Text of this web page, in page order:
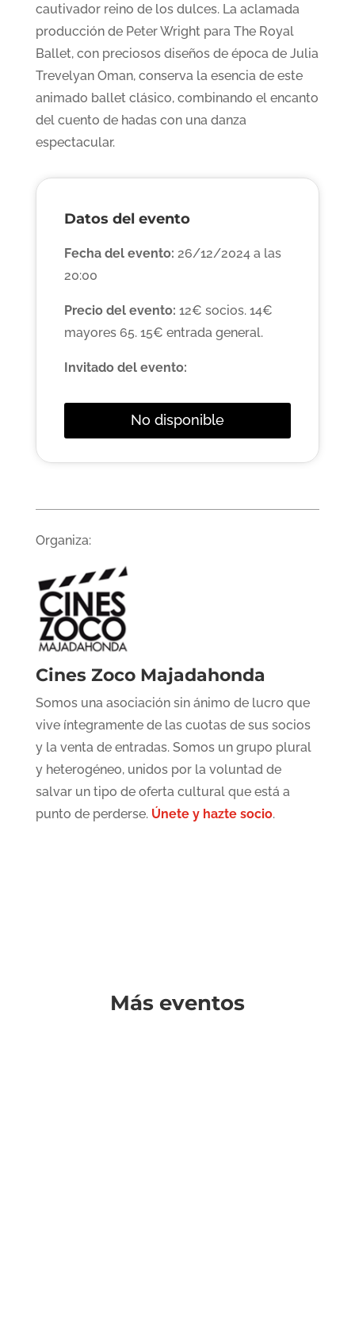
cautivador reino de los dulces. La aclamada
producción de Peter Wright para The Royal
Ballet, con preciosos diseños de época de Julia
Trevelyan Oman, conserva la esencia de este
animado ballet clásico, combinando el encanto
del cuento de hadas con una danza
espectacular.
Datos del evento
Fecha del evento: 26/12/2024 a las
20:00
Precio del evento: 12€ socios. 14€
mayores 65. 15€ entrada general.
Invitado del evento:
No disponible
Organiza:
Cines Zoco Majadahonda
Somos una asociación sin ánimo de lucro que
vive íntegramente de las cuotas de sus socios
y la venta de entradas. Somos un grupo plural
y heterogéneo, unidos por la voluntad de
salvar un tipo de oferta cultural que está a
punto de perderse. Únete y hazte socio.
Más eventos